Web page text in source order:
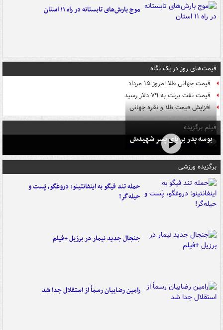
موج بارش‌های تابستانه در راه ۱۱ استان
قیمت‌های روز در یک نگاه
قیمت جهانی طلا امروز ۱۵ مرداد
قیمت نفت برنت به ۷۹ دلار رسید
افزایش قیمت طلا و نقره جهانی
فیلم برگزیده
بوسه‌ پدر بر پای پسر شهیدش
برگزیده ورزشی
حمله تند فیگو به اینفانتینو: دروغگو، پَست‌ و
حیله‌گر!
جنجال جدید نیمار در برزیل +فیلم
رامین رضاییان رسماً از استقلال جدا شد